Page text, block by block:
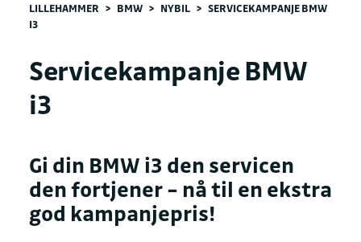
LILLEHAMMER > BMW > NYBIL > SERVICEKAMPANJE BMW
I3
Servicekampanje BMW
i3
Gi din BMW i3 den servicen
den fortjener – nå til en ekstra
god kampanjepris!